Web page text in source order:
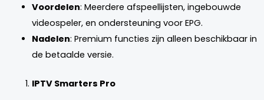
Voordelen: Meerdere afspeellijsten, ingebouwde
videospeler, en ondersteuning voor EPG.
Nadelen: Premium functies zijn alleen beschikbaar in
de betaalde versie.
IPTV Smarters Pro